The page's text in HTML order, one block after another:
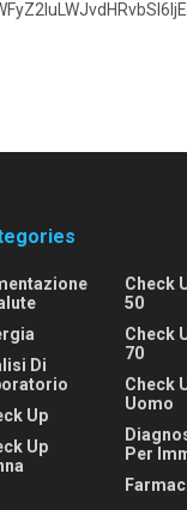
Di
Up
Up
Check
50
Check
70
Check
Uomo
Per